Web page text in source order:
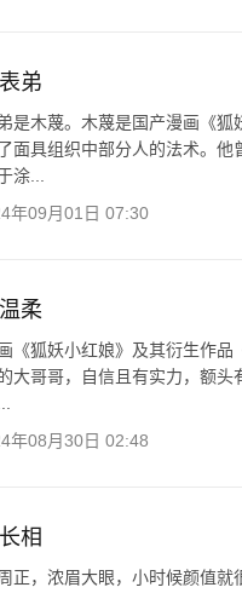
弟
是木蔑。木蔑是国产漫画《
面具组织中部分人的法术。
涂...
年09月01日 07:30
柔
《狐妖小红娘》及其衍生作品
大哥哥，自信且有实力，额
年08月30日 02:48
相
正，浓眉大眼，小时候颜值